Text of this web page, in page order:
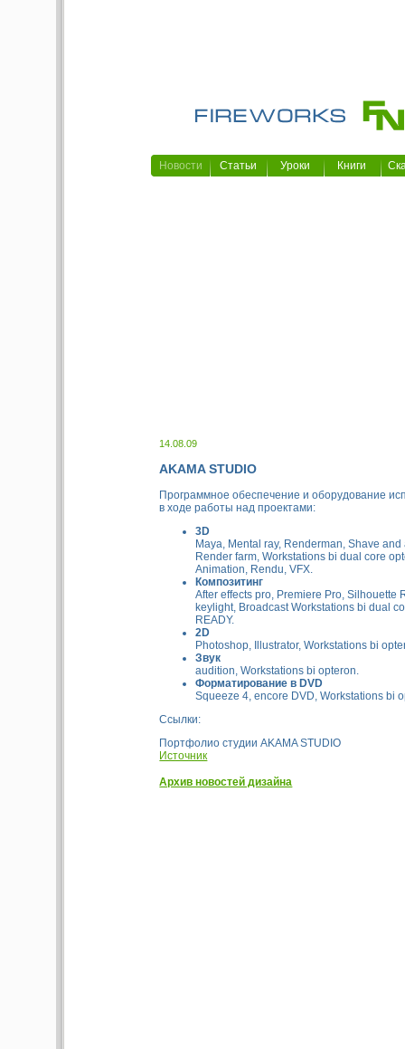
Новости Статьи Уроки Книги
14.08.09
AKAMA STUDIO
Программное обеспечение и оборудование
в ходе работы над проектами:
3D
Maya, Mental ray, Renderman, Shave
Render farm, Workstations bi dual core
Animation, Rendu, VFX.
Композитинг
After effects pro, Premiere Pro, Silhouette
keylight, Broadcast Workstations bi dual
READY.
2D
Photoshop, Illustrator, Workstations bi
Звук
audition, Workstations bi opteron.
Форматирование в DVD
Squeeze 4, encore DVD, Workstations bi
Ссылки:
Портфолио студии AKAMA STUDIO
Источник
Архив новостей дизайна